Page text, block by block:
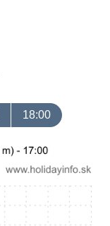
18:00